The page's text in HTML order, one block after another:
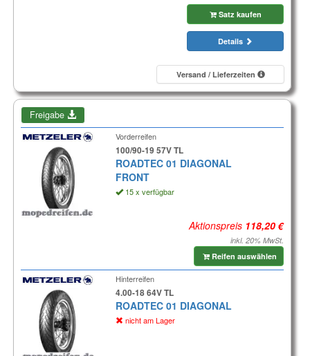
Satz kaufen
Details
Versand / Lieferzeiten
Freigabe
Vorderreifen
100/90-19 57V TL
ROADTEC 01 DIAGONAL
FRONT
15 x verfügbar
Aktionspreis
inkl. 20% MwSt.
Reifen auswählen
Hinterreifen
4.00-18 64V TL
ROADTEC 01 DIAGONAL
nicht am Lager